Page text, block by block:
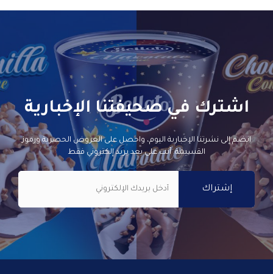
اشترك في صحيفتنا الإخبارية
انضم إلى نشرتنا الإخبارية اليوم، واحصل على العروض الحصرية ورموز
القسيمة. أنت على بعد بريد إلكتروني فقط